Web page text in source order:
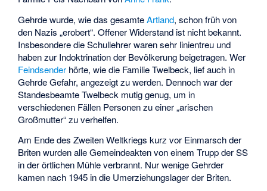
Gehrde wurde, wie das gesamteArtland, schon früh von
den Nazis „erobert“. Offener Widerstand ist nicht bekannt.
Insbesondere die Schullehrer waren sehr linientreu und
haben zur Indoktrination der Bevölkerung beigetragen. Wer
Feindsender hörte, wie die Familie Twelbeck, lief auch in
Gehrde Gefahr, angezeigt zu werden. Dennoch war der
Standesbeamte Twelbeck mutig genug, um in
verschiedenen Fällen Personen zu einer „arischen
Großmutter“ zu verhelfen.
Am Ende des Zweiten Weltkriegs kurz vor Einmarsch der
Briten wurden alle Gemeindeakten von einem Trupp der SS
in der örtlichen Mühle verbrannt. Nur wenige Gehrder
kamen nach 1945 in die Umerziehungslager der Briten.